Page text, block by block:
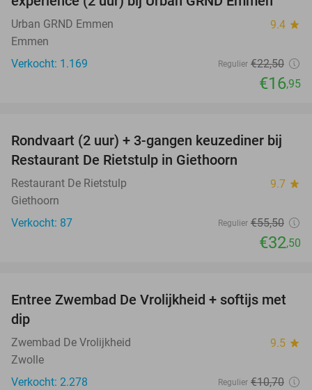
Urban GRND Emmen 9.4 star
Emmen
Verkocht: 1.169
Regulier €22,50
€16,95
41%
Rondvaart (2 uur) + 3-gangen keuzediner bij
Restaurant De Rietstulp in Giethoorn
Restaurant De Rietstulp 9.7 star
Giethoorn
Verkocht: 87
Regulier €55,50
€32,50
44%
Entree Zwembad De Vrolijkheid + softijs met
dip
Zwembad De Vrolijkheid 9.5 star
Zwolle
Verkocht: 2.278
Regulier €10,70